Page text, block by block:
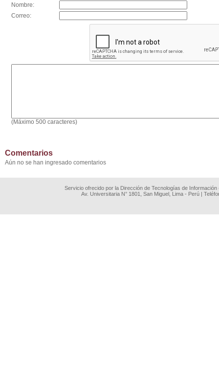
Nombre:
Correo:
(Máximo 500 caracteres)
Comentarios
Aún no se han ingresado comentarios
Servicio ofrecido por la Dirección de Tecnologías de
Av. Universitaria N° 1801, San Miguel, Lima - Perú |